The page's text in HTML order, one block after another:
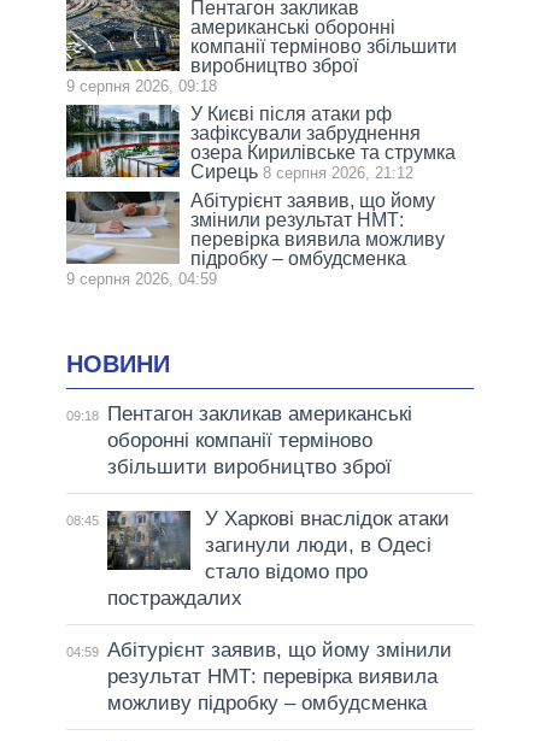
Пентагон закликав
американські оборонні
компанії терміново збільшити
виробництво зброї
9 серпня 2026, 09:18
У Києві після атаки рф
зафіксували забруднення
озера Кирилівське та струмка
Сирець 8 серпня 2026, 21:12
Абітурієнт заявив, що йому
змінили результат НМТ:
перевірка виявила можливу
підробку – омбудсменка
9 серпня 2026, 04:59
НОВИНИ
09:18
Пентагон закликав американські
оборонні компанії терміново
збільшити виробництво зброї
08:45
У Харкові внаслідок атаки
загинули люди, в Одесі
стало відомо про
постраждалих
04:59 Абітурієнт заявив, що йому змінили
результат НМТ: перевірка виявила
можливу підробку – омбудсменка